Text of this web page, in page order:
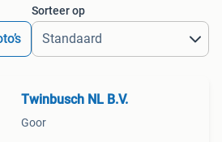
Sorteer op
Twinbusch NL B.V.
Goor